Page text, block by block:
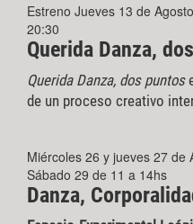
Estreno Jueves 13 de
20:30
Querida Danza,
Querida Danza, dos puntos
de un proceso creativo
Miércoles 26 y jueves 27
Sábado 29 de 11 a 14hs
Danza,